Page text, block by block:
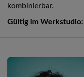
kombinierbar.
Gültig im Werkstudio: